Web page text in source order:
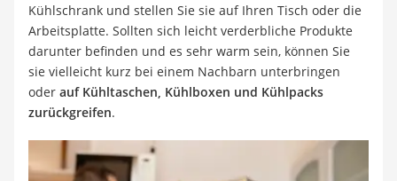
Kühlschrank und stellen Sie sie auf Ihren Tisch oder die
Arbeitsplatte. Sollten sich leicht verderbliche Produkte
darunter befinden und es sehr warm sein, können Sie
sie vielleicht kurz bei einem Nachbarn unterbringen
oder auf Kühltaschen, Kühlboxen und Kühlpacks
zurückgreifen.